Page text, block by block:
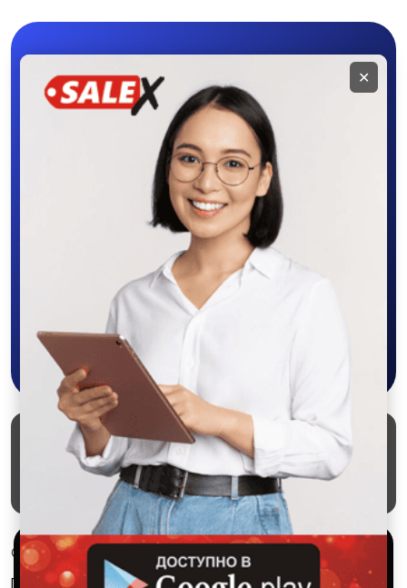
Мобильное
приложение
Скачайте приложение в Google Play –
крутите колесо фортуны, выигрывайте
бонусы, удобно ищите и размещайте
объявления - все это в нашем мобильном
приложении SALEX!
Скачать в Google Play
Маркеты Блог
О проекте
Служба поддержки
Удаление аккаунта
Партнерка
© 2026 SALEX МАРКЕТ
Правила сервиса
Конфиденциальность
Используем куки и рекомендательные
технологии
✕